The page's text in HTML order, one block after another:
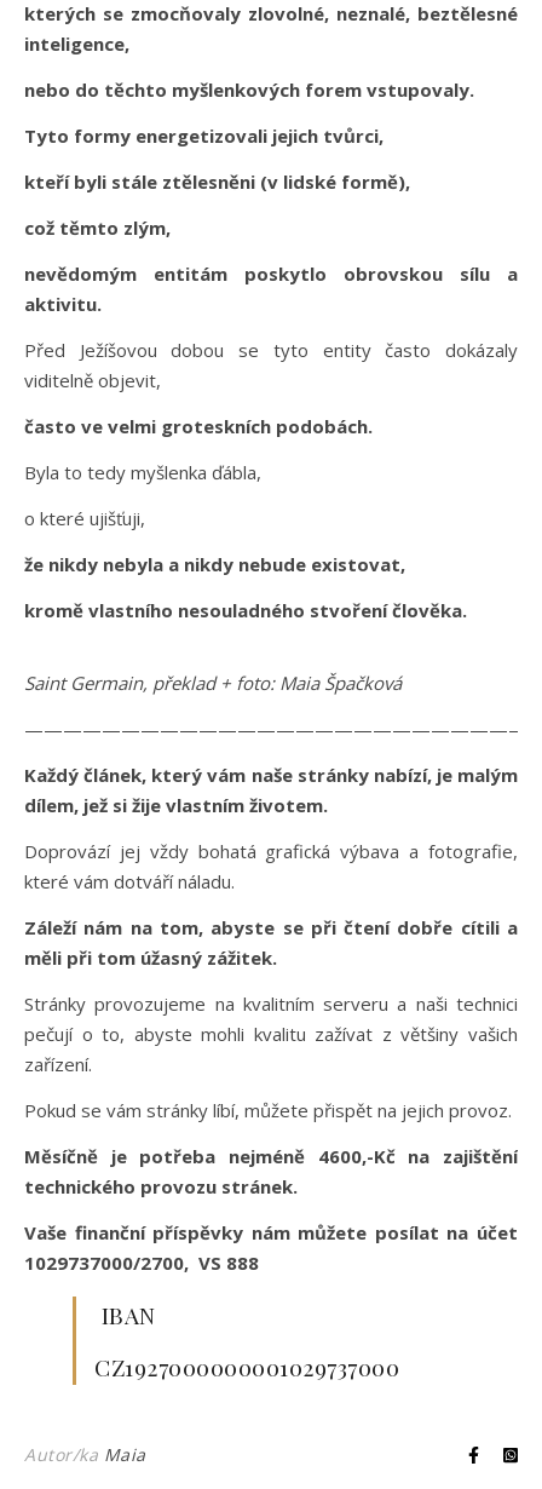
kterých se zmocňovaly zlovolné, neznalé, beztělesné
inteligence,
nebo do těchto myšlenkových forem vstupovaly.
Tyto formy energetizovali jejich tvůrci,
kteří byli stále ztělesněni (v lidské formě),
což těmto zlým,
nevědomým entitám poskytlo obrovskou sílu a
aktivitu.
Před Ježíšovou dobou se tyto entity často dokázaly
viditelně objevit,
často ve velmi groteskních podobách.
Byla to tedy myšlenka ďábla,
o které ujišťuji,
že nikdy nebyla a nikdy nebude existovat,
kromě vlastního nesouladného stvoření člověka.
Saint Germain, překlad + foto: Maia Špačková
Každý článek, který vám naše stránky nabízí, je malým
dílem, jež si žije vlastním životem.
Doprovází jej vždy bohatá grafická výbava a fotografie,
které vám dotváří náladu.
Záleží nám na tom, abyste se při čtení dobře cítili a
měli při tom úžasný zážitek.
Stránky provozujeme na kvalitním serveru a naši technici
pečují o to, abyste mohli kvalitu zažívat z většiny vašich
zařízení.
Pokud se vám stránky líbí, můžete přispět na jejich provoz.
Měsíčně je potřeba nejméně 4600,-Kč na zajištění
technického provozu stránek.
Vaše finanční příspěvky nám můžete posílat na účet
1029737000/2700, VS 888
IBAN
CZ1927000000001029737000
Autor/ka Maia